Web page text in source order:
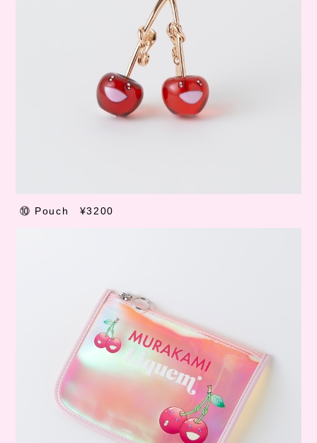
⑩ Pouch ¥3200